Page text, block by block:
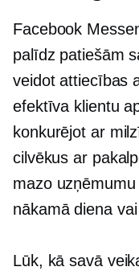
Facebook
palīdz patiešām
veidot attiecības
efektīva klientu
konkurējot ar
cilvēkus ar
mazo
nākamā dienavai
Lūk, kā savā